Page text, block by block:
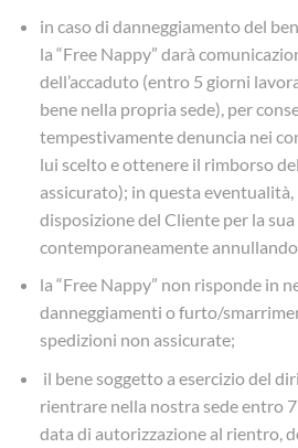
in caso di danneggiamento del
la “Free Nappy” darà
dell’accaduto (entro 5 giorni
bene nella propria sede), per
tempestivamente denuncia nei
lui scelto e ottenere il rimborso
assicurato); in questa
disposizione del Cliente per la
contemporaneamente
la “Free Nappy” non risponde in
danneggiamenti o furto/
spedizioni non assicurate;
il bene soggetto a esercizio del
rientrare nella nostra sede entro
data di autorizzazione al rientro,